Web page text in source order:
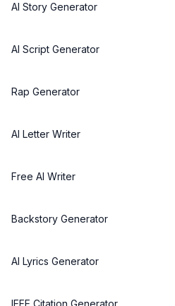
AI Story Generator
AI Script Generator
Rap Generator
AI Letter Writer
Free AI Writer
Backstory Generator
AI Lyrics Generator